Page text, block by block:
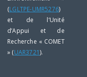
(LGLTPE-UMR5276)
et de l’Unité
d’Appui et de
Recherche « COMET
» (UAR3721).